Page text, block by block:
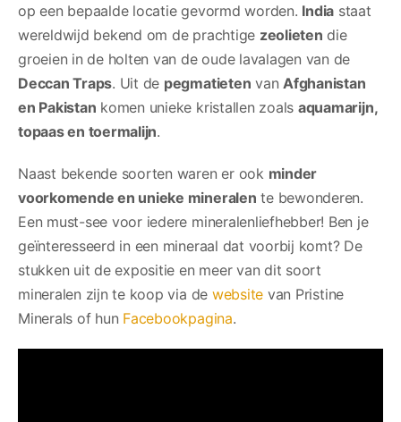
op een bepaalde locatie gevormd worden. India staat
wereldwijd bekend om de prachtige zeolieten die
groeien in de holten van de oude lavalagen van de
Deccan Traps. Uit de pegmatieten van Afghanistan
en Pakistan komen unieke kristallen zoals aquamarijn,
topaas en toermalijn.
Naast bekende soorten waren er ook minder
voorkomende en unieke mineralen te bewonderen.
Een must-see voor iedere mineralenliefhebber! Ben je
geïnteresseerd in een mineraal dat voorbij komt? De
stukken uit de expositie en meer van dit soort
mineralen zijn te koop via de website van Pristine
Minerals of hun Facebookpagina.